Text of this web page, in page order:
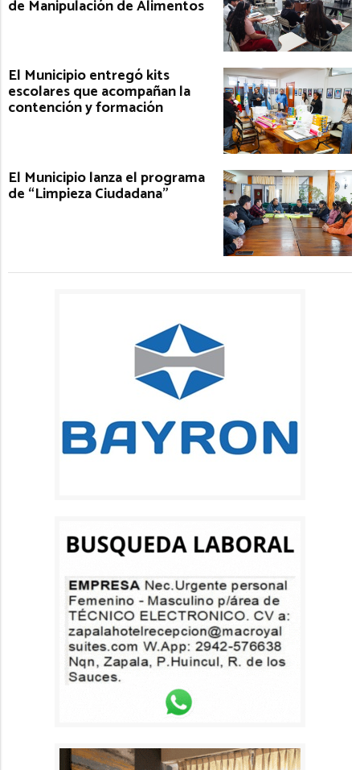
de Manipulación de Alimentos
El Municipio entregó kits
escolares que acompañan la
contención y formación
El Municipio lanza el programa
de “Limpieza Ciudadana”